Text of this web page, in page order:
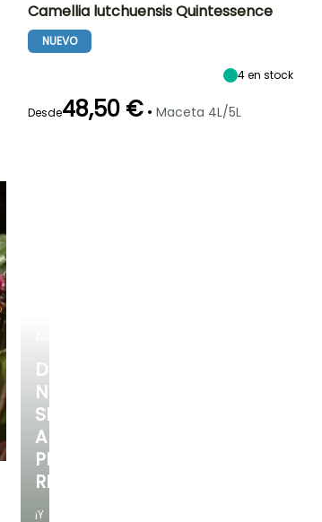
DESCUBRE
NUESTRA
SELECCIÓN
A
PRECIOS
REDUCIDOS
¡Y
Altura en la
madurez
Semisombra
Camellia lutchuensis Quintessence
NUEVO
4en stock
Desde48,50 € • Maceta 4L/5L